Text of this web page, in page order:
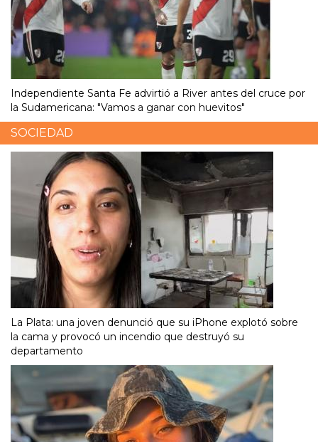
Independiente Santa Fe advirtió a River antes del cruce por
la Sudamericana: "Vamos a ganar con huevitos"
SOCIEDAD
La Plata: una joven denunció que su iPhone explotó sobre
la cama y provocó un incendio que destruyó su
departamento